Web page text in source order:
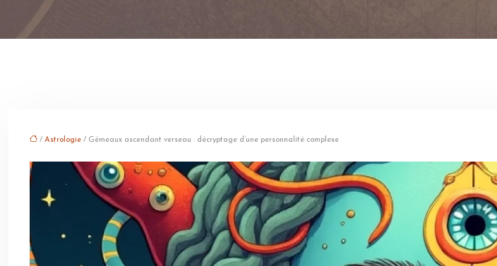
/ Astrologie / Gémeaux ascendant verseau : décryptage d’une personnalité complexe